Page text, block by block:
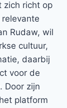
zich richt op
Rudaw, wil
cultuur,
daarbij
voor de
Door zijn
platform